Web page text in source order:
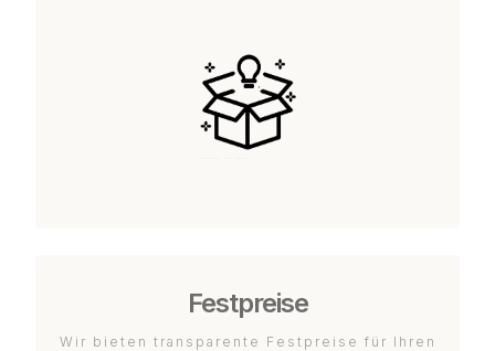
Festpreise
Wir bieten transparente Festpreise für Ihren